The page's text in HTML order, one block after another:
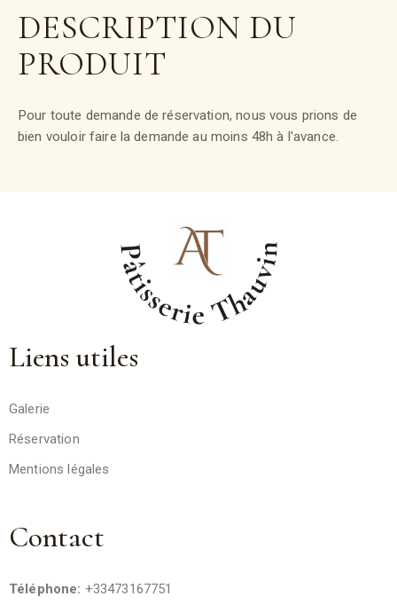
DESCRIPTION DU
PRODUIT
Pour toute demande de réservation, nous vous prions de
bien vouloir faire la demande au moins 48h à l'avance.
Liens utiles
Galerie
Réservation
Mentions légales
Contact
Téléphone: +33473167751